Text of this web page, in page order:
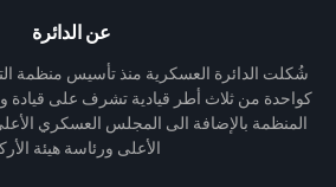
عن الدائرة
شُكلت الدائرة العسكرية منذ تأسيس منظمة
كواحدة من ثلاث أطر قيادية تشرف على قيادة
المنظمة بالإضافة الى المجلس العسكري
الأعلى ورئاسة هيئة